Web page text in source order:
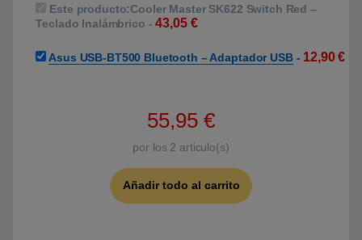
Este producto:Cooler Master SK622 Switch Red –
Teclado Inalámbrico -43,05 €
Asus USB-BT500 Bluetooth – Adaptador USB- 12,90€
55,95 €
por los 2 articulo(s)
Añadir todo al carrito